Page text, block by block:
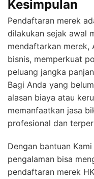
Kesimpulan
Pendaftaran merek
dilakukan sejak awal
mendaftarkan merek,
bisnis, memperkuat
peluang jangka
Bagi Anda yang
alasan biaya atau
memanfaatkan jasa
profesional dan
Dengan bantuan Kami
pengalaman bisa
pendaftaran merek